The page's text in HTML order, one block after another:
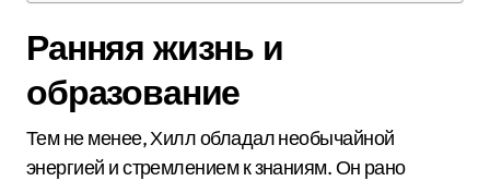
Ранняя жизнь и
образование
Тем не менее, Хилл обладал необычайной
энергией и стремлением к знаниям. Он рано